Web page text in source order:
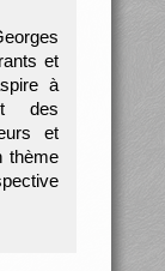
et
à
des
et
thème